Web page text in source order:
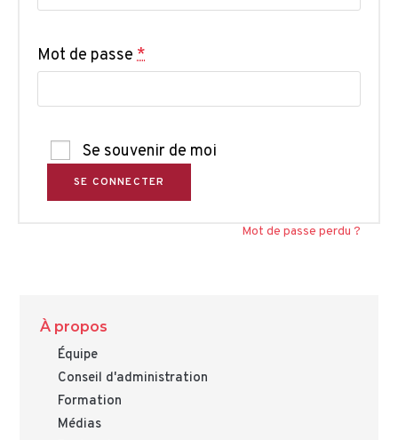
Mot de passe *
Se souvenir de moi
SE CONNECTER
Mot de passe perdu ?
À propos
Équipe
Conseil d'administration
Formation
Médias